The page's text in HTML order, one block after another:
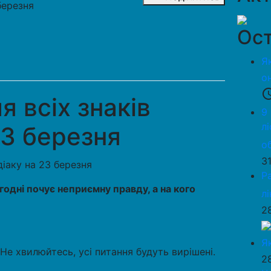
всіх знаків
березня
почує неприємну правду, а на кого
хвилюйтесь, усі питання будуть вирішені.
9